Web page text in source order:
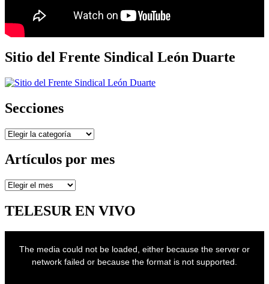
Sitio del Frente Sindical León Duarte
Secciones
Secciones
Artículos por mes
Artículos
mes
TELESUR EN VIVO